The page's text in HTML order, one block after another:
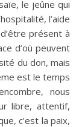
le jeûne qui
l’aide
présent à
d’où peuvent
du don, mais
est le temps
nous
libre, attentif,
c’est la paix,